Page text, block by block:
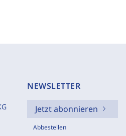
NEWSLETTER
Jetzt abonnieren
Abbestellen